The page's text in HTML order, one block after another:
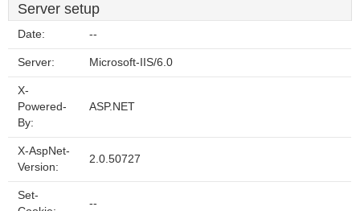
Server setup
Date: --
Server: Microsoft-IIS/6.0
X-
Powered-
By:
ASP.NET
X-AspNet-
Version:
2.0.50727
Set-
--